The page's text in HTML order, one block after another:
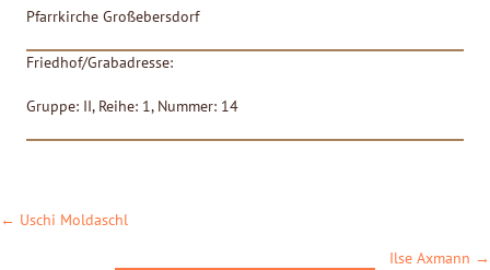
Pfarrkirche Großebersdorf
Friedhof/Grabadresse:
Gruppe: II, Reihe: 1, Nummer: 14
POSTS
← Uschi Moldaschl
Ilse Axmann →